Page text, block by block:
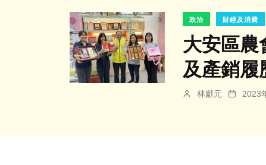
政治 財經及消費
大安區農
及產銷履
林獻元 2023